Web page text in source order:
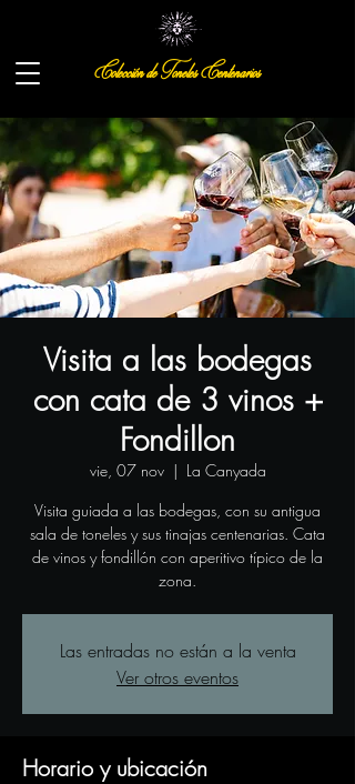
Colección de Toneles Centenarios
Visita a las bodegas
con cata de 3 vinos +
Fondillon
vie, 07 nov
  |
La Canyada
Visita guiada a las bodegas, con su antigua
sala de toneles y sus tinajas centenarias. Cata
de vinos y fondillón con aperitivo típico de la
zona.
Las entradas no están a la venta
Ver otros eventos
Horario y ubicación